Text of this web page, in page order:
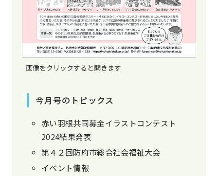
画像をクリックすると開きます
今月号のトピックス
赤い羽根共同募金イラストコンテスト
2024結果発表
第４２回防府市総合社会福祉大会
イベント情報